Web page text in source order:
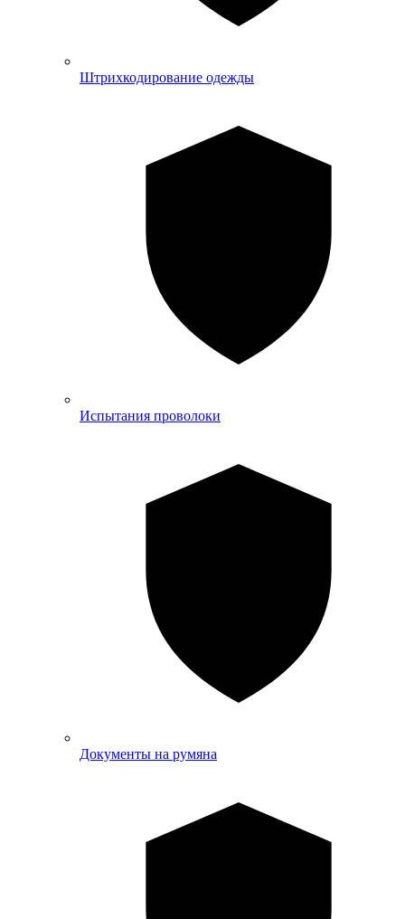
Штрихкодирование одежды
Испытания проволоки
Документы на румяна